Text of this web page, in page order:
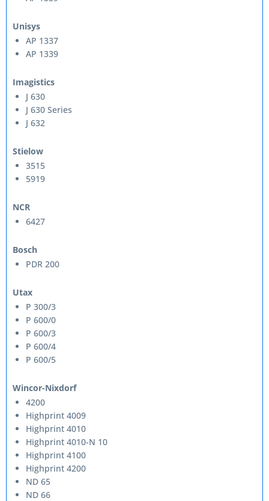
Unisys
AP 1337
AP 1339
Imagistics
J 630
J 630 Series
J 632
Stielow
3515
5919
NCR
6427
Bosch
PDR 200
Utax
P 300/3
P 600/0
P 600/3
P 600/4
P 600/5
Wincor-Nixdorf
4200
Highprint 4009
Highprint 4010
Highprint 4010-N 10
Highprint 4100
Highprint 4200
ND 65
ND 66